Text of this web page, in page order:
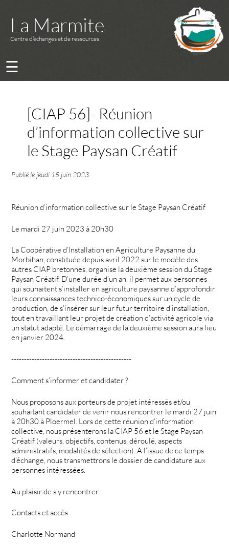
La Marmite
Centre d’échanges et de ressources
☰
[CIAP 56]- Réunion
d’information collective sur
le Stage Paysan Créatif
Publié le jeudi 15 juin 2023
Réunion d’information collective sur le Stage Paysan Créatif
Le mardi 27 juin 2023 à 20h30
La Coopérative d’Installation en Agriculture Paysanne du
Morbihan, constituée depuis avril 2022 sur le modèle des
autres CIAP bretonnes, organise la deuxième session du Stage
Paysan Créatif. D’une durée d’un an, il permet aux personnes
qui souhaitent s’installer en agriculture paysanne d’approfondir
leurs connaissances technico-économiques sur un cycle de
production, de s’insérer sur leur futur territoire d’installation,
tout en travaillant leur projet de création d’activité agricole via
un statut adapté. Le démarrage de la deuxième session aura lieu
en janvier 2024.
-----------------------------------------------
Comment s’informer et candidater ?
Nous proposons aux porteurs de projet intéressés et/ou
souhaitant candidater de venir nous rencontrer le mardi 27 juin
à 20h30 à Ploermel. Lors de cette réunion d’information
collective, nous présenterons la CIAP 56 et le Stage Paysan
Créatif (valeurs, objectifs, contenus, déroulé, aspects
administratifs, modalités de sélection). A l’issue de ce temps
d’échange, nous transmettrons le dossier de candidature aux
personnes intéressées.
Au plaisir de s’y rencontrer.
Contacts et accès
Charlotte Normand